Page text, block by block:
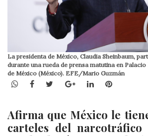
La presidenta de México, Claudia Sheinbaum,
durante una rueda de prensa matutina en Palacio
de México (México). EFE/Mario Guzmán
WhatsApp
Facebook
TwitterGoogle+LinkedInPinterest
Afirma que México le
carteles del